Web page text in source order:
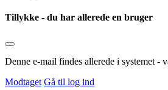
Tillykke - du har allerede en bruger
Denne e-mail findes allerede i systemet -
Modtaget Gå til log ind